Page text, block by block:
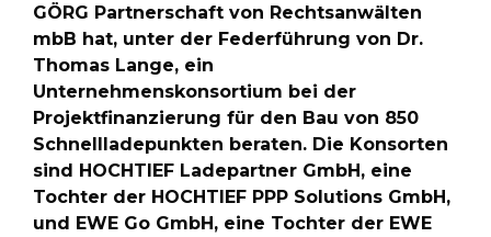
GÖRG Partnerschaft von Rechtsanwälten
mbB hat, unter der Federführung von Dr.
Thomas Lange, ein
Unternehmenskonsortium bei der
Projektfinanzierung für den Bau von 850
Schnellladepunkten beraten. Die Konsorten
sind HOCHTIEF Ladepartner GmbH, eine
Tochter der HOCHTIEF PPP Solutions GmbH,
und EWE Go GmbH, eine Tochter der EWE